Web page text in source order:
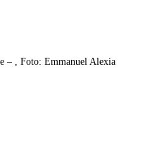
– , Foto: Emmanuel Alexia